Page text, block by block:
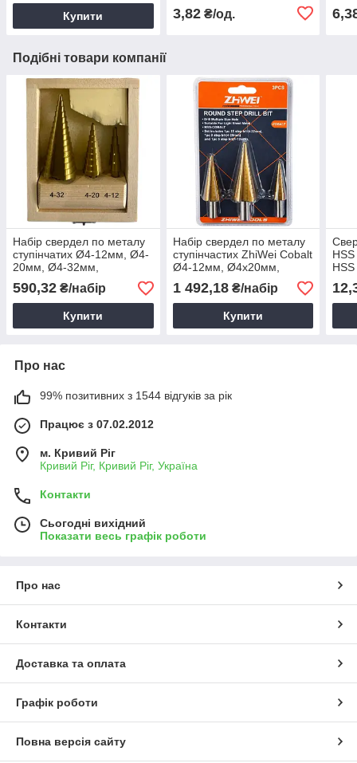
Купити 3,82₴/од.
Подібні товари компанії
Набір свердел по металу
ступінчатих Ø4-12мм, Ø4-
20мм, Ø4-32мм,
Ступінчасті свердла по
металу, Свердла по
металу
590,32 ₴/набір
Купити
Набір свердел по металу
ступінчастих ZhiWei Cobalt
Ø4-12мм, Ø4x20мм,
Ø4x32мм / Свердла для
металу
1 492,18₴/набір
Купити
Про нас
99% позитивних з 1544 відгуків за рік
Працює з 07.02.2012
м. Кривий Ріг
Кривий Ріг, Кривий Ріг, Україна
Контакти
Сьогодні вихідний
Показати весь графік роботи
Про нас
Контакти
Доставка та оплата
Графік роботи
Повна версія сайту